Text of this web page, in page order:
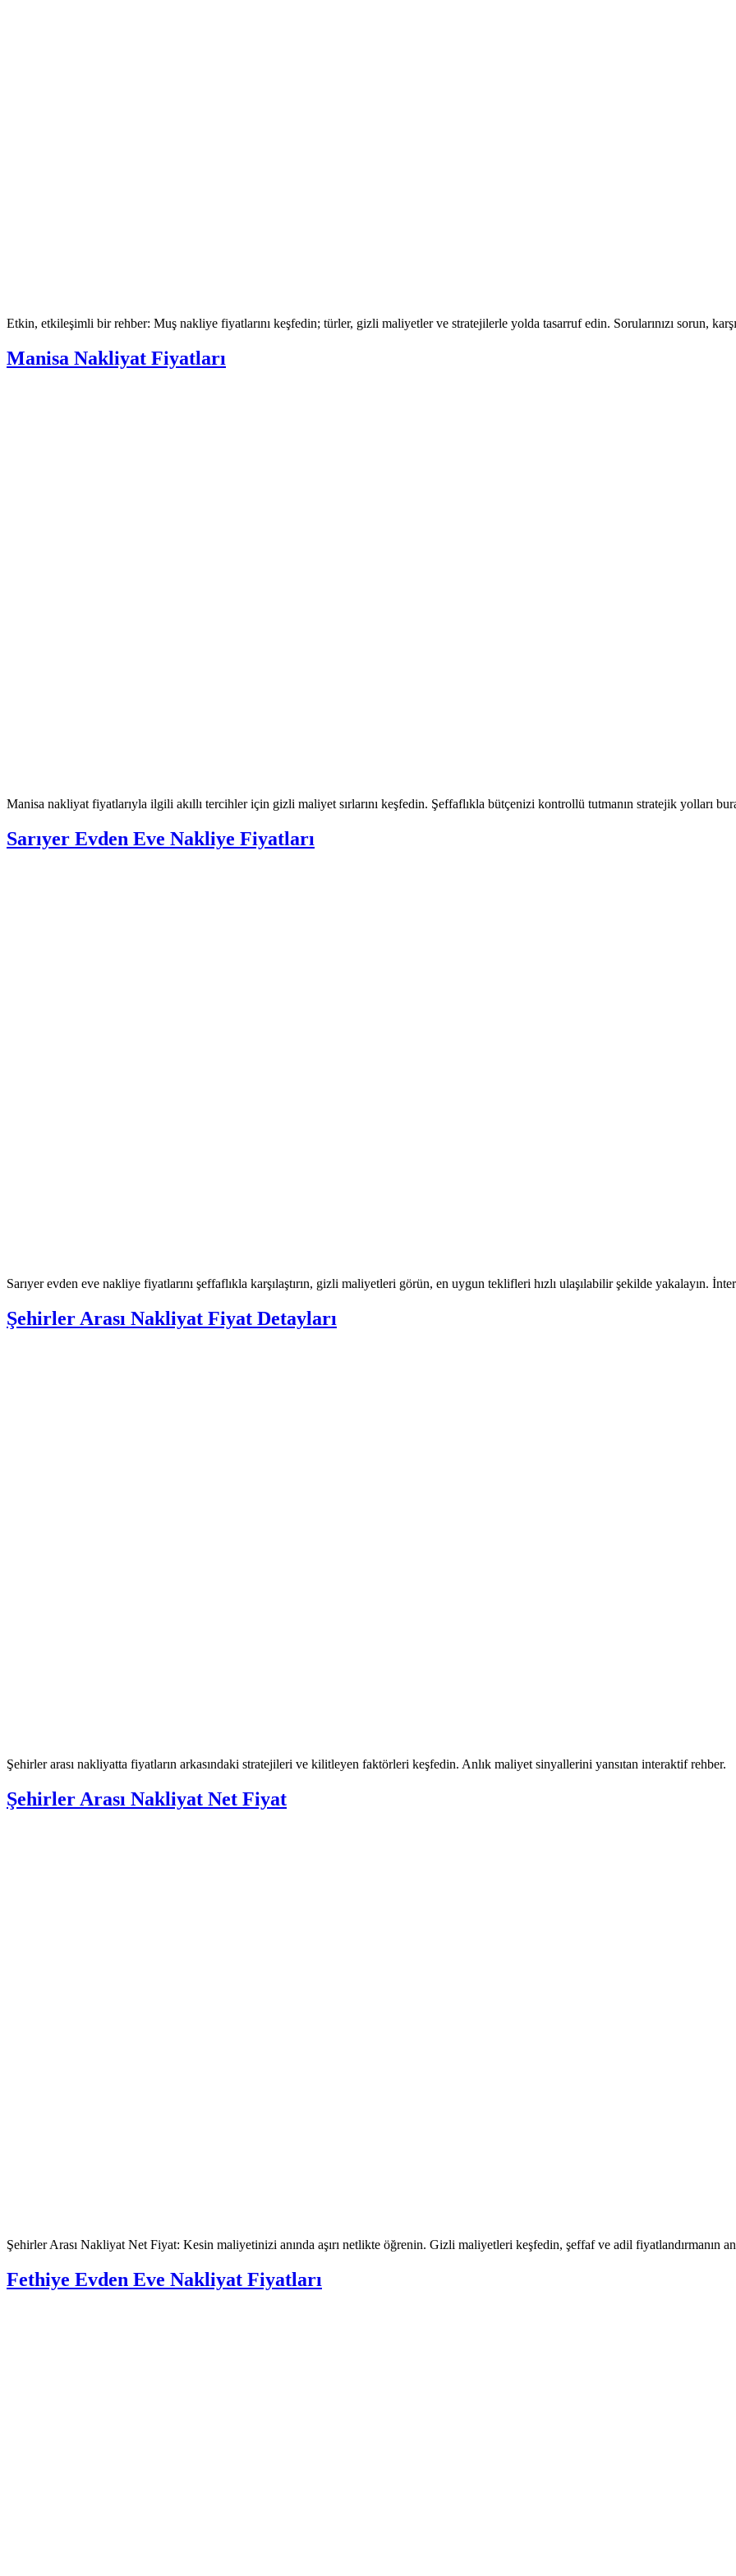
Etkin, etkileşimli bir rehber: Muş nakliye fiyatlarını keşfedin; türler, gizli maliyetler ve stratejilerle yolda tasarruf edin. Sorularınızı sorun,
Manisa Nakliyat Fiyatları
Manisa nakliyat fiyatlarıyla ilgili akıllı tercihler için gizli maliyet sırlarını keşfedin. Şeffaflıkla bütçenizi kontrollü tutmanın stratejik yolları
Sarıyer Evden Eve Nakliye Fiyatları
Sarıyer evden eve nakliye fiyatlarını şeffaflıkla karşılaştırın, gizli maliyetleri görün, en uygun teklifleri hızlı ulaşılabilir şekilde yakalayın.
Şehirler Arası Nakliyat Fiyat Detayları
Şehirler arası nakliyatta fiyatların arkasındaki stratejileri ve kilitleyen faktörleri keşfedin. Anlık maliyet sinyallerini yansıtan interaktif rehber.
Şehirler Arası Nakliyat Net Fiyat
Şehirler Arası Nakliyat Net Fiyat: Kesin maliyetinizi anında aşırı netlikte öğrenin. Gizli maliyetleri keşfedin, şeffaf ve adil fiyatlandırmanın
Fethiye Evden Eve Nakliyat Fiyatları